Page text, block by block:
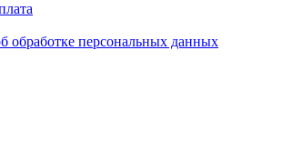
обработке персональных данных